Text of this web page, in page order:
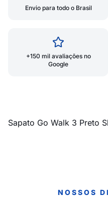
Envio para todo o Brasil
+150 mil avaliações no
Google
Sapato Go Walk 3 Preto
NOSSOS